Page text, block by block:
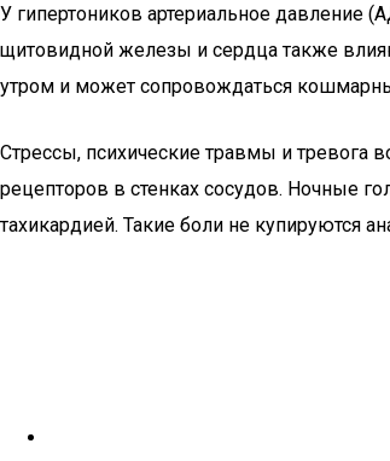
У гипертоников артериальное давление
щитовидной железы и сердца также
утром и может сопровождаться
Стрессы, психические травмы и
рецепторов в стенках сосудов. Ночные
тахикардией. Такие боли не купируются